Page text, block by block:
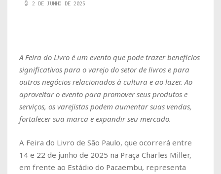
2 DE JUNHO DE 2025
A Feira do Livro é um evento que pode trazer benefícios
significativos para o varejo do setor de livros e para
outros negócios relacionados à cultura e ao lazer. Ao
aproveitar o evento para promover seus produtos e
serviços, os varejistas podem aumentar suas vendas,
fortalecer sua marca e expandir seu mercado.
A Feira do Livro de São Paulo, que ocorrerá entre
14 e 22 de junho de 2025 na Praça Charles Miller,
em frente ao Estádio do Pacaembu, representa